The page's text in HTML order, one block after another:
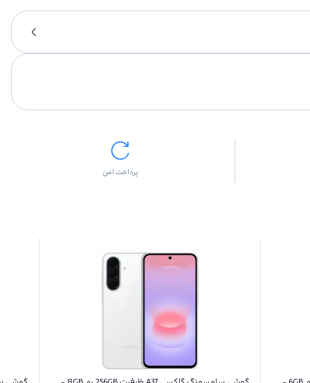
پرداخت امن